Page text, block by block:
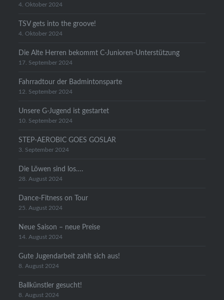
4. Oktober 2024
TSV gets into the groove!
4. Oktober 2024
Die Alte Herren bekommt C-Junioren-Unterstützung
17. September 2024
Fahrradtour der Badmintonsparte
12. September 2024
Unsere G-Jugend ist gestartet
10. September 2024
STEP-AEROBIC GOES GOSLAR
3. September 2024
Die Löwen sind los….
28. August 2024
Dance-Fitness on Tour
25. August 2024
Neue Saison – neue Preise
14. August 2024
Gute Jugendarbeit zahlt sich aus!
8. August 2024
Ballkünstler gesucht!
8. August 2024